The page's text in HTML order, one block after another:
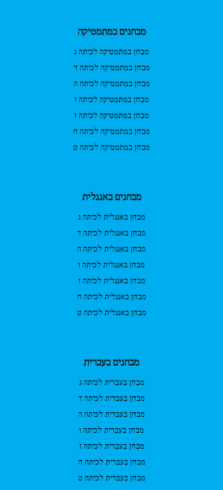
מבחנים במתמטיקה
מבחן במתמטיקה לכיתה ג
מבחן במתמטיקה לכיתה ד
מבחן במתמטיקה לכיתה ה
מבחן במתמטיקה לכיתה ו
מבחן במתמטיקה לכיתה ז
מבחן במתמטיקה לכיתה ח
מבחן במתמטיקה לכיתה ט
מבחנים באנגלית
מבחן באנגלית לכיתה ג
מבחן באנגלית לכיתה ד
מבחן באנגלית לכיתה ה
מבחן באנגלית לכיתה ו
מבחן באנגלית לכיתה ז
מבחן באנגלית לכיתה ח
מבחן באנגלית לכיתה ט
מבחנים בעברית
מבחן בעברית לכיתה ג
מבחן בעברית לכיתה ד
מבחן בעברית לכיתה ה
מבחן בעברית לכיתה ו
מבחן בעברית לכיתה ז
מבחן בעברית לכיתה ח
מבחן בעברית לכיתה ט